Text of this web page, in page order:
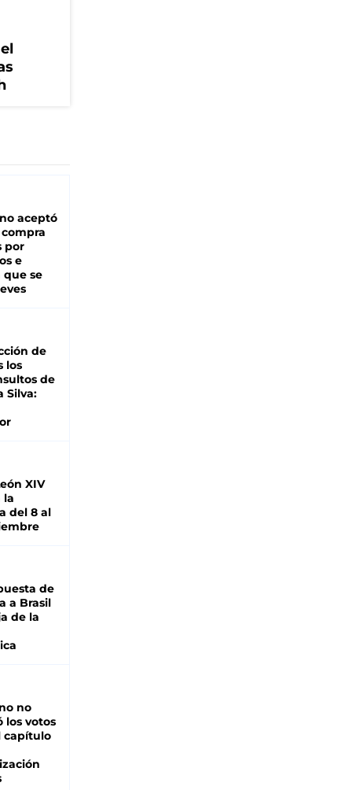
aceptó
por
e
se
de
los
de
Silva:
XIV
la
del 8 al
de
a Brasil
de la
no
los votos
capítulo